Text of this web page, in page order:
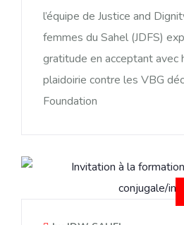
l’équipe de Justice and
femmes du Sahel (JDFS)
gratitude en acceptant avec
plaidoirie contre les VBG
Foundation